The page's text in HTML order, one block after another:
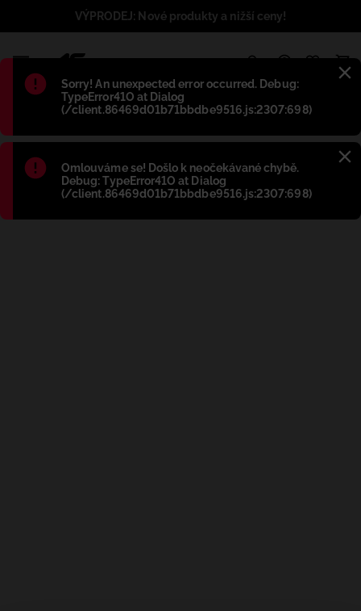
Błąd:
Sorry! An unexpected error occurred. Debug:
TypeError41O at Dialog
(/client.86469d01b71bbdbe9516.js:2307:698)
Błąd:
Omlouváme se! Došlo k neočekávané chybě.
Debug: TypeError41O at Dialog
(/client.86469d01b71bbdbe9516.js:2307:698)
VÝPRODEJ: Nové produkty a nižší ceny!